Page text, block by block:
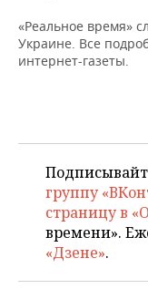
ОТКРЫТАЯ
БАСКЕТБОЛ
ВОЛЕЙБОЛ
ФИГУРНОЕ
ВОДНЫЕ ВИДЫ
ХОККЕЙ С
ИСТОРИЯ
МЕДИЦИНА
ОБРАЗОВАНИЕ
ПРОИСШЕСТВИЯ
СПРАВОЧНИК
СПИСОК ПЕРСОН
ПОЛНАЯ ВЕРСИЯ
«Реальное время»
Украине. Все
интернет-газеты.
группу
страницу в
времени».
«Дзене».